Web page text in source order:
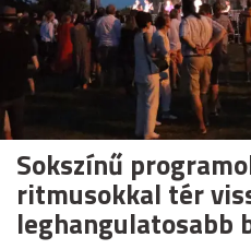
Sokszínű
ritmusokkal tér
leghangulatosabb